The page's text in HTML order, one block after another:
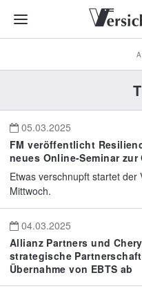
05.03.2025
FM veröffentlicht
neues Online-Seminar
Etwas verschnupft startet der
Mittwoch.
04.03.2025
Allianz Partners und
strategische
Übernahme von EBTS ab